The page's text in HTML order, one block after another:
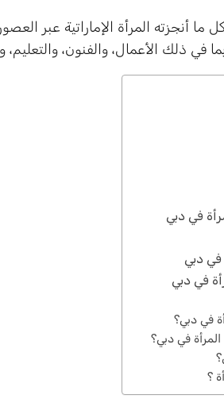
ما أنجزته المرأة الإماراتية عبر
في ذلك الأعمال، والفنون، والتعليم،
في دبي
دبي
في دبي
في دبي؟
في دبي؟
؟